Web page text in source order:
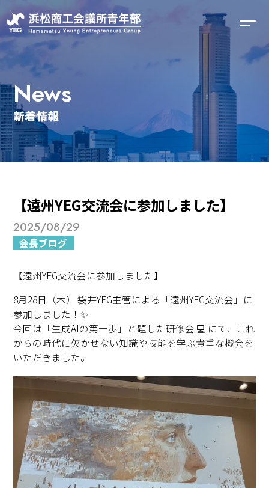
News
新着情報
【遠州YEG交流会に参加しました】
2025/08/29
会長ブログ
【遠州YEG交流会に参加しました】
8月28日（木） 袋井YEG主管による「遠州YEG交流会」に
参加しました！✨
今回は「生成AIの第一歩」と題した研修会 💻 にて、これ
からの時代に欠かせない知識や技能を学ぶ貴重な機会を
いただきました。